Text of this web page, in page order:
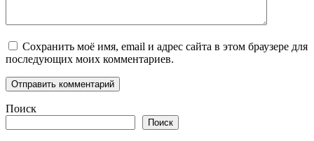
Сохранить моё имя, email и адрес сайта в этом браузере для
последующих моих комментариев.
Поиск
Поиск